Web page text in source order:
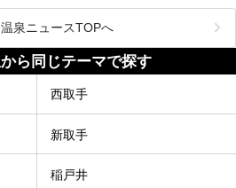
迎えた11月は、より多くの人に絶景入浴を
るよう、「紅葉祭」をはじめ、さまざまなサ
トが実施されます。
祭は終了いたしました。
泉ニュースTOPへ
ら同じテーマで探す
西取手
新取手
稲戸井